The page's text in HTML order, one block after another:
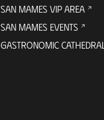
SAN MAMES VIP AREA
SAN MAMES EVENTS
GASTRONOMIC CATHEDRAL